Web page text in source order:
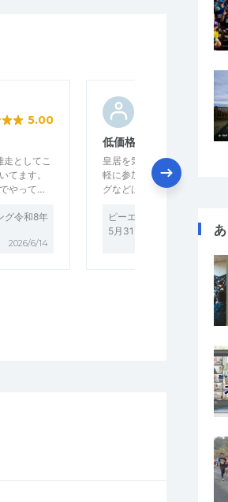
5.00
としてこ
てます。
やって…
グ令和8年
2026/6/14
低価格に大満足です
皇居を気持ちよく走れました
軽に参加できたことに大満足
グなどはありませんが、なく
ピーエスエス皇居健康ラン
5月31日大会